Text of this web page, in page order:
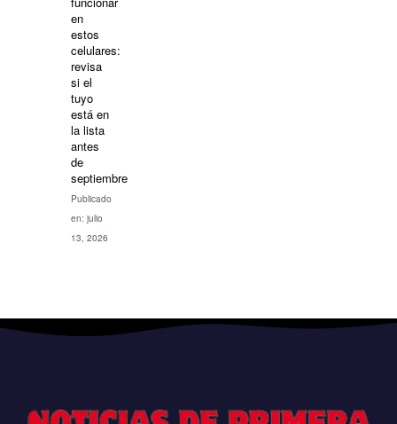
en
estos
celulares:
revisa
si el
tuyo
está en
la lista
antes
de
septiembre
Publicado
en: julio
13, 2026